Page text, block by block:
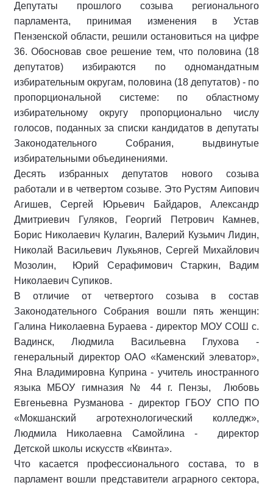
Депутаты прошлого созыва регионального
парламента, принимая изменения в Устав
Пензенской области, решили остановиться на цифре
36. Обосновав свое решение тем, что половина (18
депутатов) избираются по одномандатным
избирательным округам, половина (18 депутатов) - по
пропорциональной системе: по областному
избирательному округу пропорционально числу
голосов, поданных за списки кандидатов в депутаты
Законодательного Собрания, выдвинутые
избирательными объединениями.
Десять избранных депутатов нового созыва
работали и в четвертом созыве. Это Рустям Аипович
Агишев, Сергей Юрьевич Байдаров, Александр
Дмитриевич Гуляков, Георгий Петрович Камнев,
Борис Николаевич Кулагин, Валерий Кузьмич Лидин,
Николай Васильевич Лукьянов, Сергей Михайлович
Мозолин, Юрий Серафимович Старкин, Вадим
Николаевич Супиков.
В отличие от четвертого созыва в состав
Законодательного Собрания вошли пять женщин:
Галина Николаевна Бураева - директор МОУ СОШ с.
Вадинск, Людмила Васильевна Глухова -
генеральный директор ОАО «Каменский элеватор»,
Яна Владимировна Куприна - учитель иностранного
языка МБОУ гимназия № 44 г. Пензы, Любовь
Евгеньевна Рузманова - директор ГБОУ СПО ПО
«Мокшанский агротехнологический колледж»,
Людмила Николаевна Самойлина - директор
Детской школы искусств «Квинта».
Что касается профессионального состава, то в
парламент вошли представители аграрного сектора,